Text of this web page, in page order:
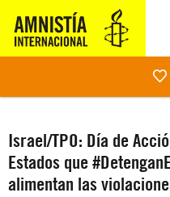
Israel/TPO: Día de
Estados que
alimentan las